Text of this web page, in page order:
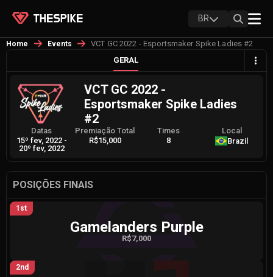
BR
Home Events
VCT GC 2022 - Esportsmaker Spike Ladies #2
GERAL
VCT GC 2022 -
Esportsmaker Spike Ladies
#2
Datas
15º fev, 2022 -
20º fev, 2022
Premiação Total
R$15,000
Times
8
Local
Brazil
POSIÇÕES FINAIS
1st
Gamelanders Purple
R$7,000
2nd